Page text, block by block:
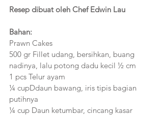
Resep dibuat oleh Chef Edwin Lau
Bahan:
Prawn Cakes
500 gr Fillet udang, bersihkan, buang
nadinya, lalu potong dadu kecil ½ cm
1 pcs Telur ayam
¼ cupDdaun bawang, iris tipis bagian
putihnya
¼ cup Daun ketumbar, cincang kasar